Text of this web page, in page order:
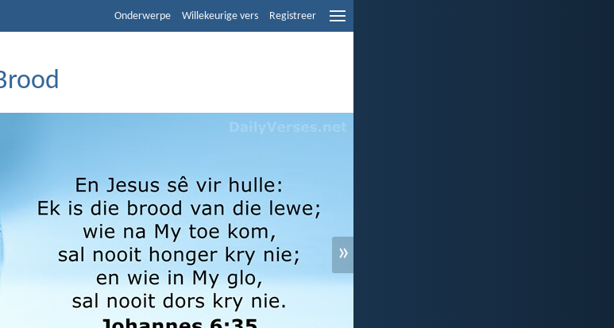
Onderwerpe Willekeurige vers Registreer
»